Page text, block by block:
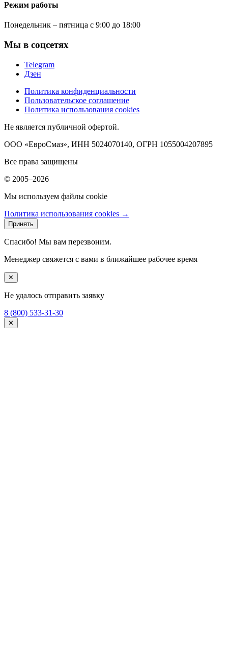
Режим работы
Понедельник – пятница с 9:00 до 18:00
Мы в соцсетях
Telegram
Дзен
Политика конфиденциальности
Пользовательское соглашение
Политика использования cookies
Не является публичной офертой.
ООО «ЕвроСмаз», ИНН 5024070140, ОГРН 1055004207895
Все права защищены
© 2005–2026
Мы используем файлы cookie
Политика использования cookies →
Принять
Спасибо! Мы вам перезвоним.
Менеджер свяжется с вами в ближайшее рабочее время
✕
Не удалось отправить заявку
8 (800) 533-31-30
✕